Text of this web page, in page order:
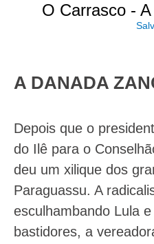
O Carrasco -
A DANADA
Depois que o
do Ilê para o
deu um xilique dos
Paraguassu. A
esculhambando Lula
bastidores, a